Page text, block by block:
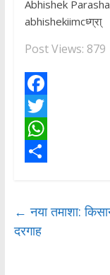
Abhishek
abhishekiimcध्ग्रा्
Post Views: 879
F
a
c
o
T
w
t
W
ta
← नया तमाशा:
दरगाह